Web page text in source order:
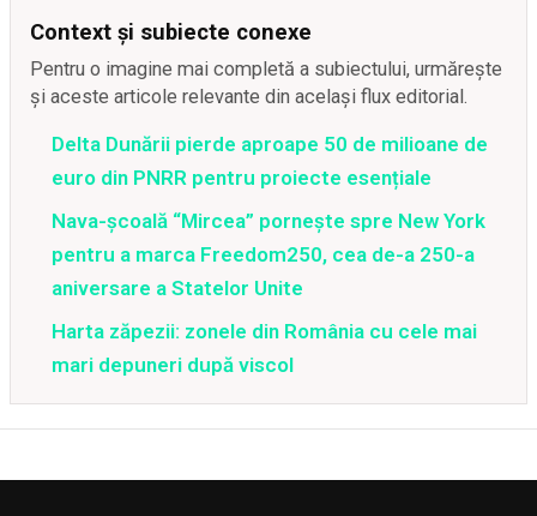
Context și subiecte conexe
Pentru o imagine mai completă a subiectului, urmărește
și aceste articole relevante din același flux editorial.
Delta Dunării pierde aproape 50 de milioane de
euro din PNRR pentru proiecte esențiale
Nava-școală “Mircea” pornește spre New York
pentru a marca Freedom250, cea de-a 250-a
aniversare a Statelor Unite
Harta zăpezii: zonele din România cu cele mai
mari depuneri după viscol